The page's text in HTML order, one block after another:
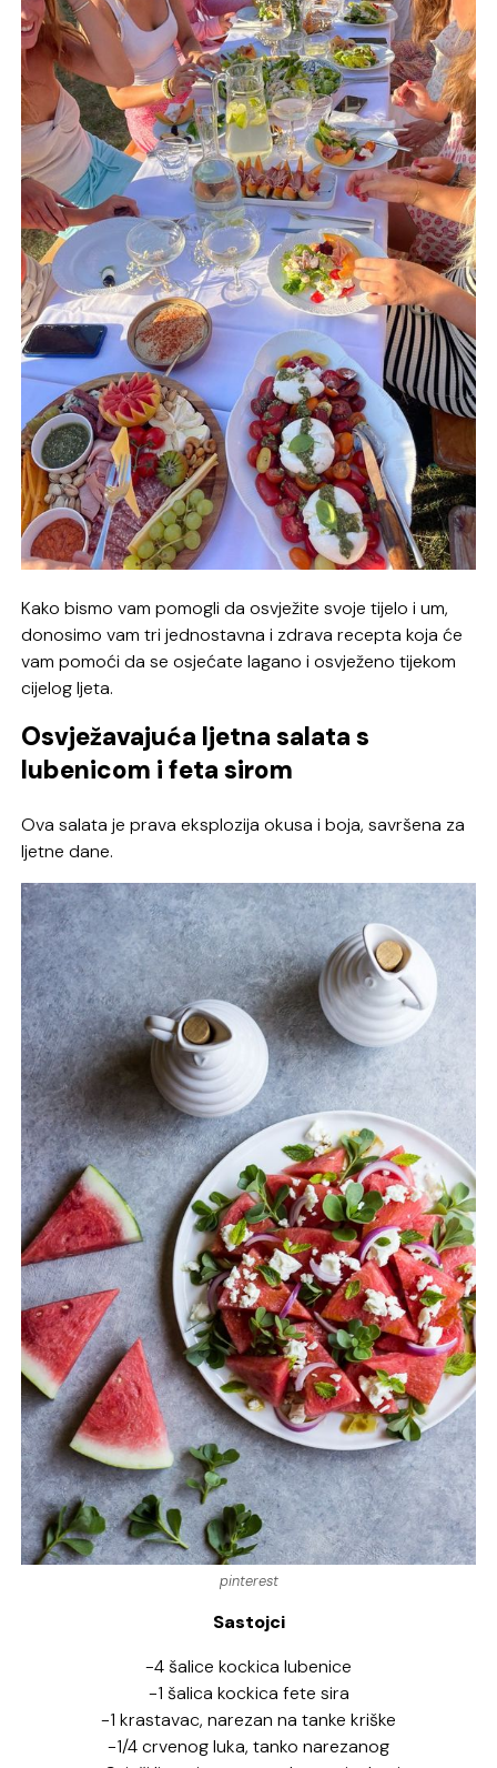
Kako bismo vam pomogli da osvježite svoje tijelo i um,
donosimo vam tri jednostavna i zdrava recepta koja će
vam pomoći da se osjećate lagano i osvježeno tijekom
cijelog ljeta.
Osvježavajuća ljetna salata s
lubenicom i feta sirom
Ova salata je prava eksplozija okusa i boja, savršena za
ljetne dane.
pinterest
Sastojci
-4 šalice kockica lubenice
-1 šalica kockica fete sira
-1 krastavac, narezan na tanke kriške
-1/4 crvenog luka, tanko narezanog